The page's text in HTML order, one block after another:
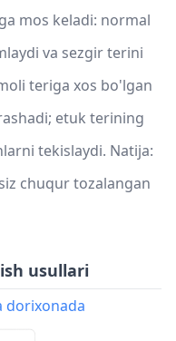
mos keladi: normal
va sezgir terini
teriga xos bo'lgan
etuk terining
tekislaydi. Natija:
chuqur tozalangan
usullari
dorixonada